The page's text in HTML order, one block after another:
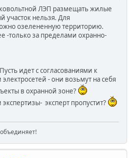
ЛЭП размещать жилые
участок нельзя. Для
озелененную территорию.
-только за пределами охранно-
идет с согласованиями к
- они возьмут на себя
в охранной зоне?
эксперт пропустит?